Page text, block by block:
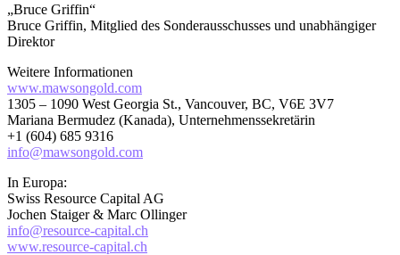
„Bruce Griffin“
Bruce Griffin, Mitglied des Sonderausschusses und unabhängiger
Direktor
Weitere Informationen
www.mawsongold.com
1305 – 1090 West Georgia St., Vancouver, BC, V6E 3V7
Mariana Bermudez (Kanada), Unternehmenssekretärin
+1 (604) 685 9316
info@mawsongold.com
In Europa:
Swiss Resource Capital AG
Jochen Staiger & Marc Ollinger
info@resource-capital.ch
www.resource-capital.ch